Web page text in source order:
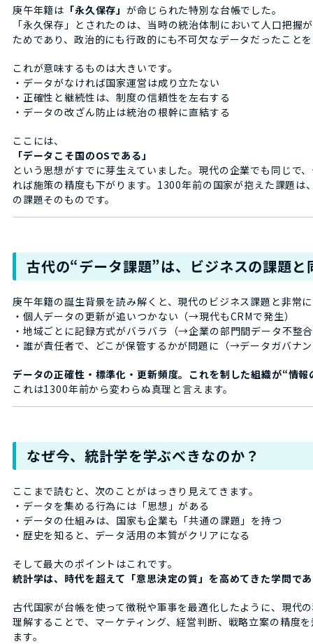
庚午年籍は 「永久保存」が命じられた特別な台帳でした。
「永久保存」とされたのは、当時の統治体制において人口把握
ためであり、政治的にも行政的にも不可欠なデータだったこと
これが意味するものは大きいです。
・データがなければ国家運営は成り立たない
・正確性と継続性は、制度の信頼性を左右する
・データの改ざん防止は統治の根幹に直結する
ここには、
「データこそ国のOSである」
という思想がすでに芽生えていました。現代の企業でも同じで
れば施策の精度も下がります。1300年前の国家が抱えた課題は
の課題そのものです。
古代の“データ課題”は、ビジネスの課題と
庚午年籍の誕生背景を読み解くと、現代のビジネス課題と非常
・個人データの更新が追いつかない（→現代もCRMで発生）
・地域ごとに記録方式がバラバラ（→企業の部門間データ不整
・誰が責任者で、どこが保管するかが問題に（→データガバナ
データの正確性・標準化・更新頻度。これを制した組織が“情
これは1300年前から変わらぬ真理と言えます。
なぜ今、統計学を学ぶべきなのか？
ここまで読むと、次のことがはっきり見えてきます。
・データを集める行為には「思想」がある
・データの仕組みは、国家も企業も「共通の課題」を持つ
・歴史を知ると、データ活用の本質がクリアになる
そして最大のポイントはこれです。
統計学は、時代を超えて「意思決定の質」を高めてきた学問で
古代国家が台帳を使って徴税や軍事を最適化したように、現代
理解することで、マーケティング、経営判断、戦略立案の精度
ます。